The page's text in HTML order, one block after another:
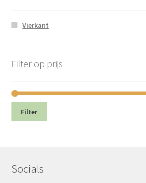
Vierkant
Filter op prijs
Filter
Socials